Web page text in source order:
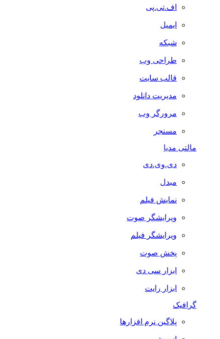
اف.تی.پی
ایمیل
شبکه
طراحی وب
قالب سایت
مدیریت دانلود
مرورگر وب
مسنجر
مالتی مدیا
دی.وی.دی
مبدل
نمایش فیلم
ویرایشگر صوت
ویرایشگر فیلم
پخش صوت
ابزار سی دی
ابزار رایت
گرافیک
پلاگین نرم افزارها